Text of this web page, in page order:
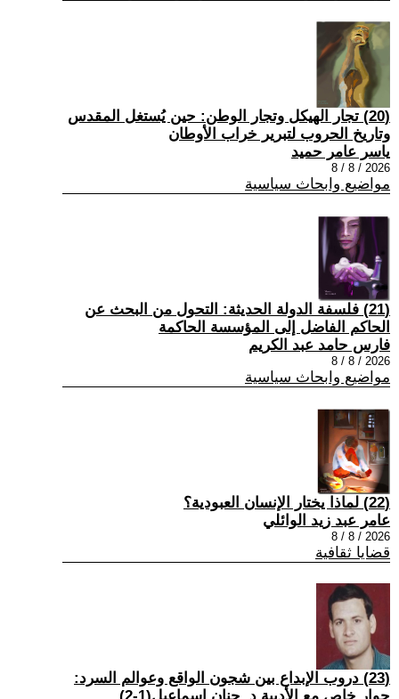
(20) تجار الهيكل وتجار الوطن: حين يُستغل المقدس
وتاريخ الحروب لتبرير خراب الأوطان
ياسر عامر حميد
2026 / 8 / 8
مواضيع وابحاث سياسية
(21) فلسفة الدولة الحديثة: التحول من البحث عن
الحاكم الفاضل إلى المؤسسة الحاكمة
فارس حامد عبد الكريم
2026 / 8 / 8
مواضيع وابحاث سياسية
(22) لماذا يختار الإنسان العبودية؟
عامر عبد زيد الوائلي
2026 / 8 / 8
قضايا ثقافية
(23) دروب الإبداع بين شجون الواقع وعوالم السرد: